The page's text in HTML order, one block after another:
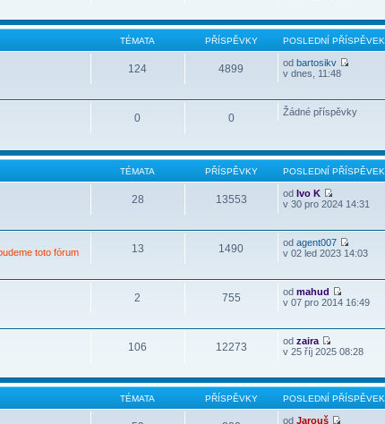
TÉMATA PŘÍSPĚVKY POSLEDNÍ PŘÍSPĚVEK
124 4899 odbartosikv
v dnes, 11:48
0 0 Žádné příspěvky
TÉMATA PŘÍSPĚVKY POSLEDNÍ PŘÍSPĚVEK
28 13553 odIvo K
v 30 pro 2024 14:31
toto fórum
13 1490 odagent007
v 02 led 2023 14:03
2 755 odmahud
v 07 pro 2014 16:49
106 12273 odzaira
v 25 říj 2025 08:28
TÉMATA PŘÍSPĚVKY POSLEDNÍ PŘÍSPĚVEK
odJarouš